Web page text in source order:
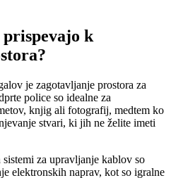
k
je zagotavljanje prostora za
police so idealne za
knjig ali fotografij, medtem ko
stvari, ki jih ne želite imeti
za upravljanje kablov so
elektronskih naprav, kot so igralne